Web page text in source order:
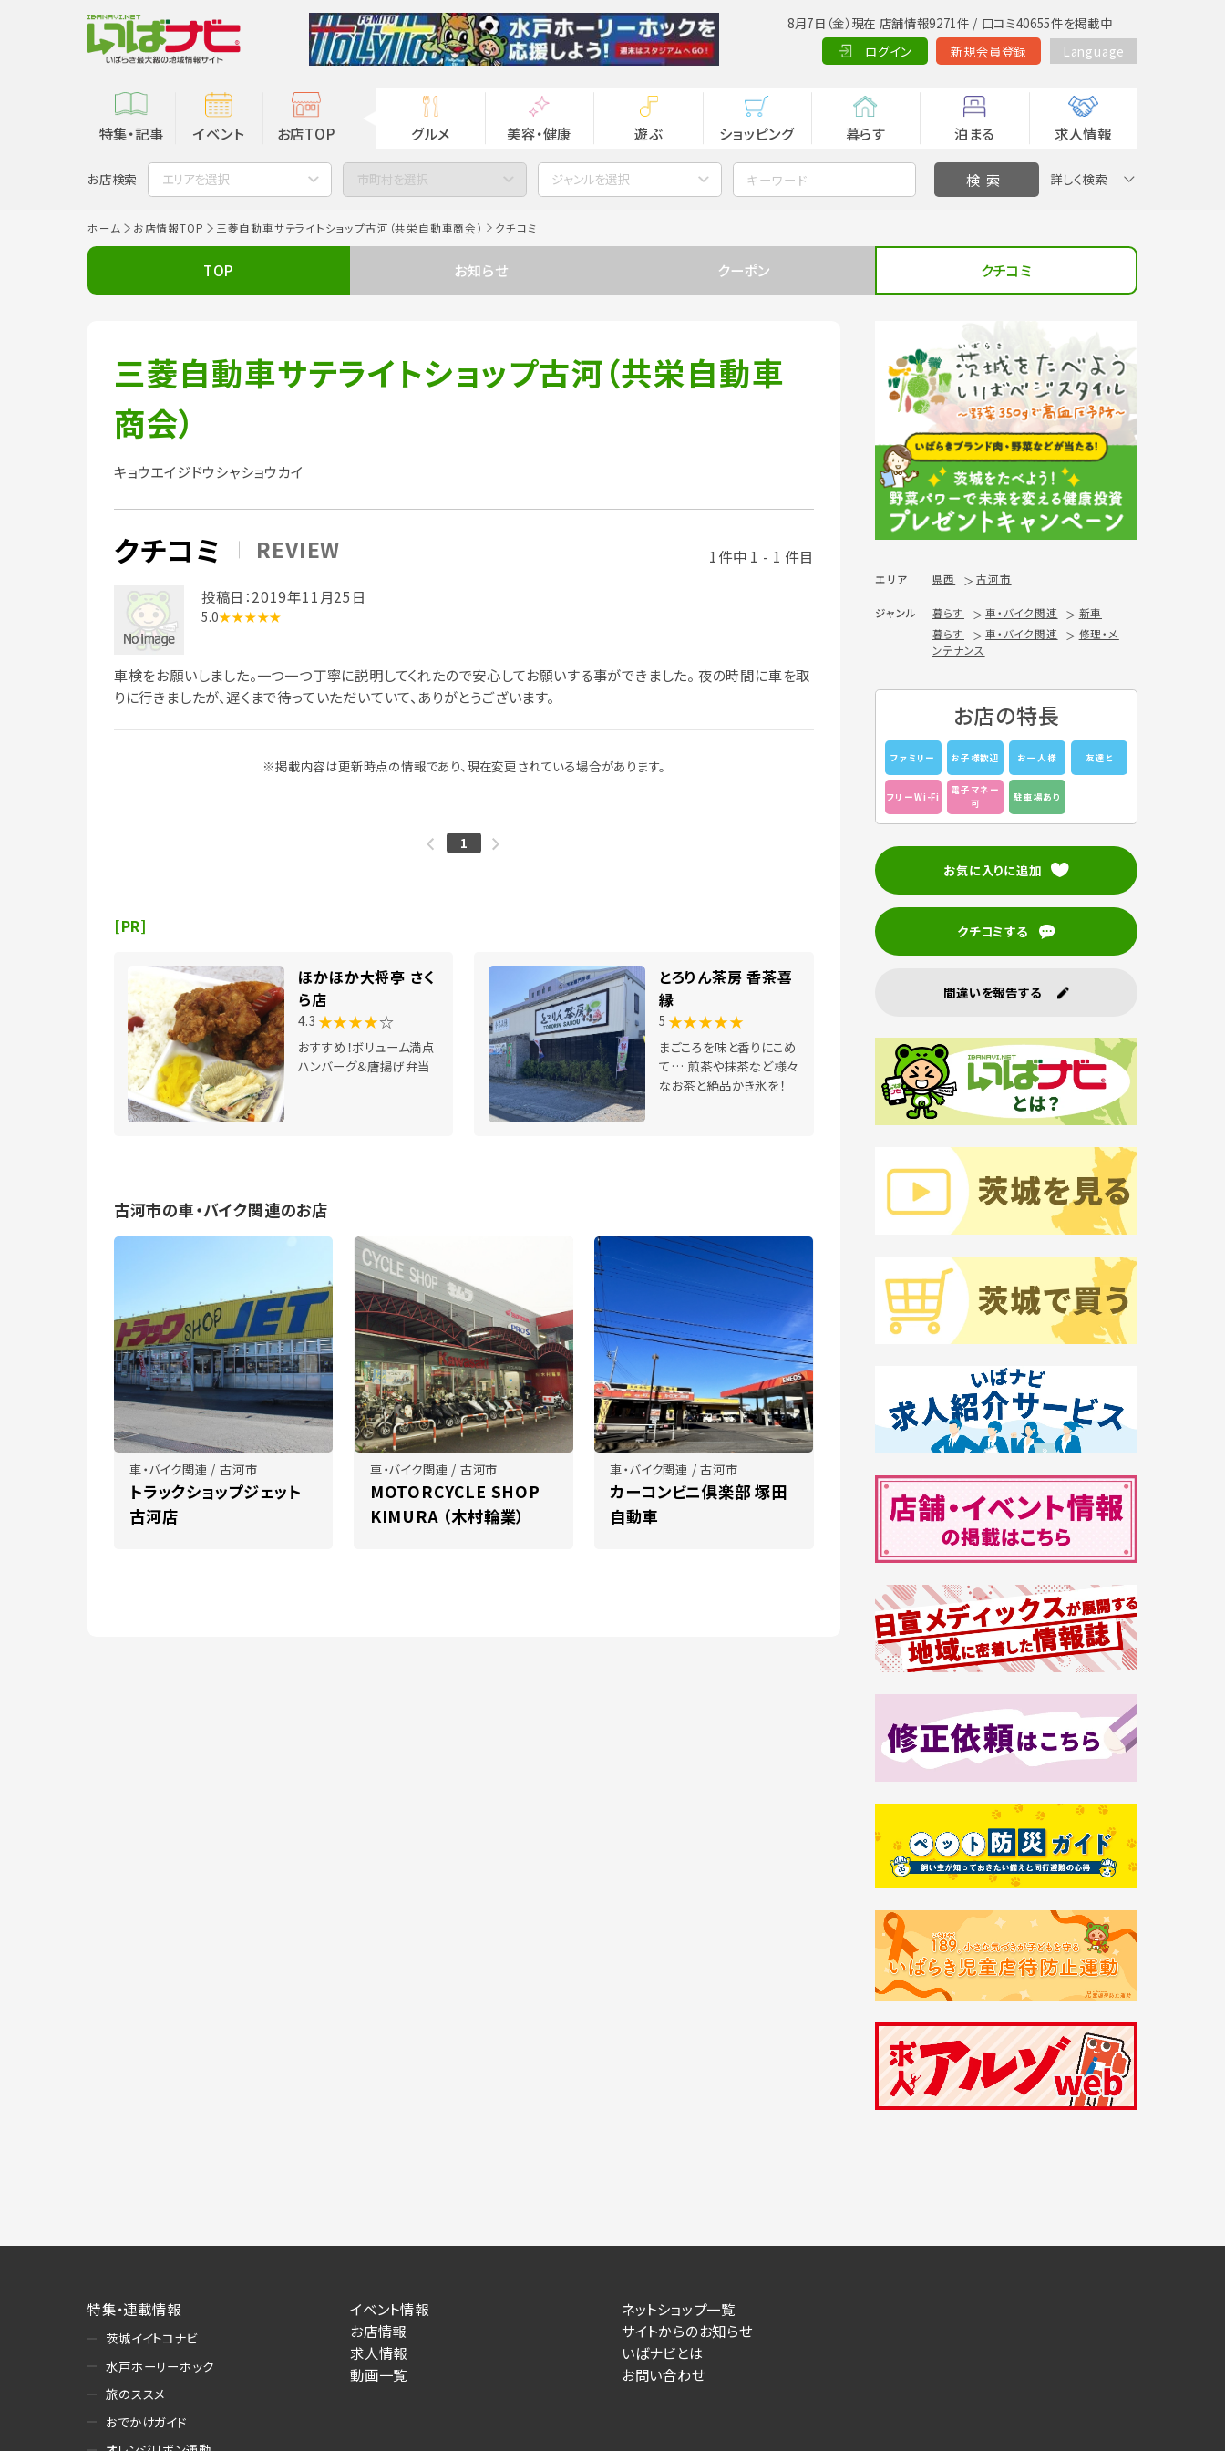
8月7日（金）現在 店舗情報9271件 / 口コミ40655件を掲載中
ログイン
新規会員登録 Language
特集・記事 イベント お店TOP グルメ 美容・健康 遊ぶ ショッピング 暮らす 泊まる 求人情報
お店検索 エリアを選択 市町村を選択 ジャンルを選択 詳しく検索
ホーム お店情報TOP 三菱自動車サテライトショップ古河（共栄自動車商会） クチコミ
TOP お知らせ クーポン クチコミ
三菱自動車サテライトショップ古河（共栄自動車
商会）
キョウエイジドウシャショウカイ
クチコミ REVIEW
1件中 1 - 1 件目
投稿日：2019年11月25日
5.0★★★★★
車検をお願いしました。一つ一つ丁寧に説明してくれたので安心してお願いする事ができました。 夜の時間に車を取
りに行きましたが、遅くまで待っていただいていて、ありがとうございます。
※掲載内容は更新時点の情報であり、現在変更されている場合があります。
1
[PR]
ほかほか大将亭 さく
ら店
4.3 ★★★★☆
おすすめ！ボリューム満点
ハンバーグ＆唐揚げ弁当
とろりん茶房 香茶喜
縁
5 ★★★★★
まごころを味と香りにこめ
て… 煎茶や抹茶など様々
なお茶と絶品かき氷を！
古河市の車・バイク関連のお店
車・バイク関連 / 古河市
トラックショップジェット
古河店
車・バイク関連 / 古河市
MOTORCYCLE SHOP
KIMURA （木村輪業）
車・バイク関連 / 古河市
カーコンビニ倶楽部 塚田
自動車
エリア 県西 古河市
ジャンル 暮らす 車・バイク関連
新車
暮らす
車・バイク関連
修理・メ
ンテナンス
お店の特長
ファミリー お子様歓迎 お一人様 友達と
フリーWi-Fi
電子マネー
可
駐車場あり
お気に入りに追加
クチコミする
間違いを報告する
特集・連載情報
茨城イイトコナビ
水戸ホーリーホック
旅のススメ
おでかけガイド
イベント情報
お店情報
求人情報
動画一覧
ネットショップ一覧
サイトからのお知らせ
いばナビとは
お問い合わせ